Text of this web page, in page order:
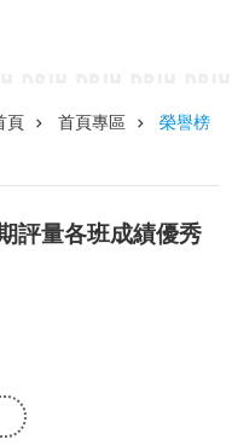
頁 首頁專區 榮譽榜
評量各班成績優秀